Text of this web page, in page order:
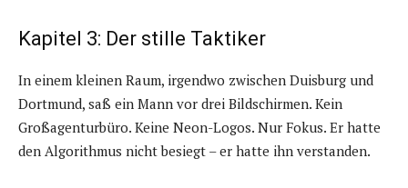
Kapitel 3: Der stille Taktiker
In einem kleinen Raum, irgendwo zwischen Duisburg und
Dortmund, saß ein Mann vor drei Bildschirmen. Kein
Großagenturbüro. Keine Neon-Logos. Nur Fokus. Er hatte
den Algorithmus nicht besiegt – er hatte ihn verstanden.